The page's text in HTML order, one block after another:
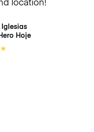
Iglesias
Hoje
★